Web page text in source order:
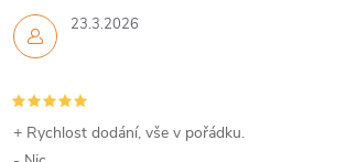
23.3.2026
+ Rychlost dodání, vše v pořádku.